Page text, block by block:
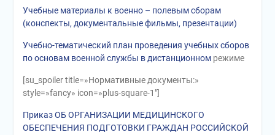
Учебные материалы к военно – полевым сборам
(конспекты, документальные фильмы, презентации)
Учебно-тематический план проведения учебных сборов
по основам военной службы в дистанционномрежиме
[su_spoiler title=»Нормативные документы:»
style=»fancy» icon=»plus-square-1″]
Приказ ОБ ОРГАНИЗАЦИИ МЕДИЦИНСКОГО
ОБЕСПЕЧЕНИЯ ПОДГОТОВКИ ГРАЖДАН РОССИЙСКОЙ